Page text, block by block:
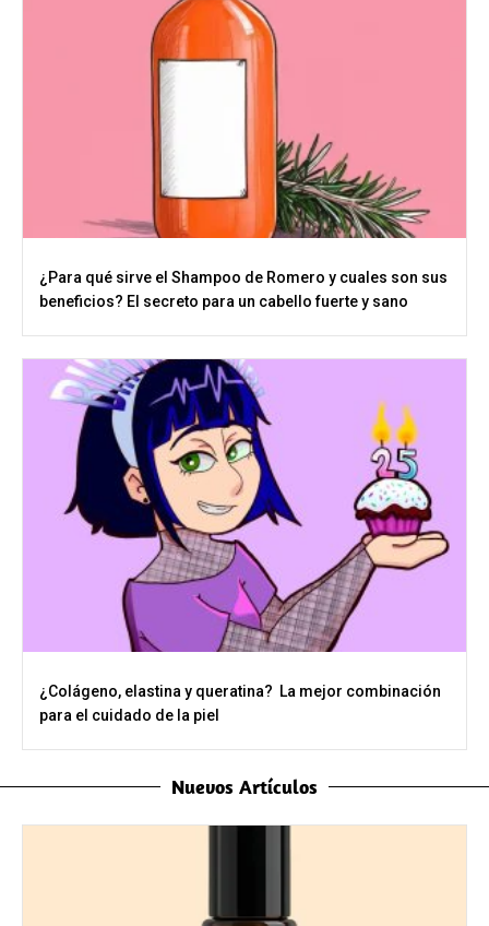
¿Para qué sirve el Shampoo de Romero y cuales son sus
beneficios? El secreto para un cabello fuerte y sano
¿Colágeno, elastina y queratina? La mejor combinación
para el cuidado de la piel
Nuevos Artículos